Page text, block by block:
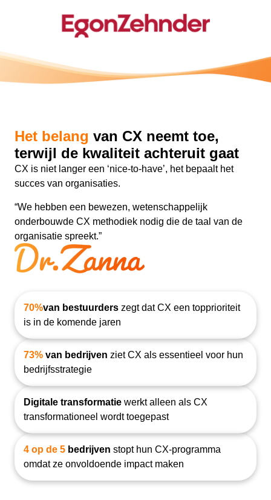
Het belang van CX neemt toe,
terwijl de kwaliteit achteruit gaat
CX is niet langer een ‘nice-to-have’, het bepaalt het
succes van organisaties.
“We hebben een bewezen, wetenschappelijk
onderbouwde CX methodiek nodig die de taal van de
organisatie spreekt.”
70%van bestuurders zegt dat CX een topprioriteit
is in de komende jaren
73% van bedrijven ziet CX als essentieel voor hun
bedrijfsstrategie
Digitale transformatie werkt alleen als CX
transformationeel wordt toegepast
4 op de 5 bedrijven stopt hun CX-programma
omdat ze onvoldoende impact maken